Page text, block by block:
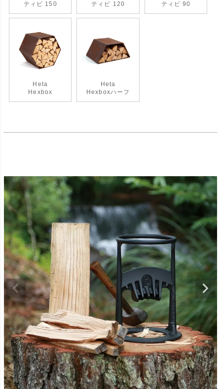
ティピ 150
ティピ 120
ティピ 90
Heta
Hexbox
Heta
Hexboxハーフ